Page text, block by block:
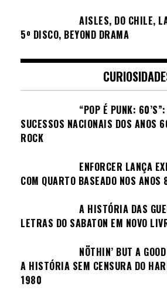
AISLES, DO CHILE,
5º DISCO, BEYOND DRAMA
“POP É PUNK:
SUCESSOS NACIONAIS DOS ANOS
ROCK
ENFORCER LANÇA
COM QUARTO BASEADO NOS ANOS
A HISTÓRIA DAS
LETRAS DO SABATON EM NOVO
NÖTHIN’ BUT A
A HISTÓRIA SEM CENSURA DO
1980